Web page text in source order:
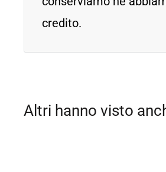
credito.
Altri hanno visto